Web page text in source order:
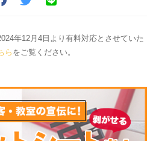
年12月4日より有料対応とさせていた
ら をご覧ください。